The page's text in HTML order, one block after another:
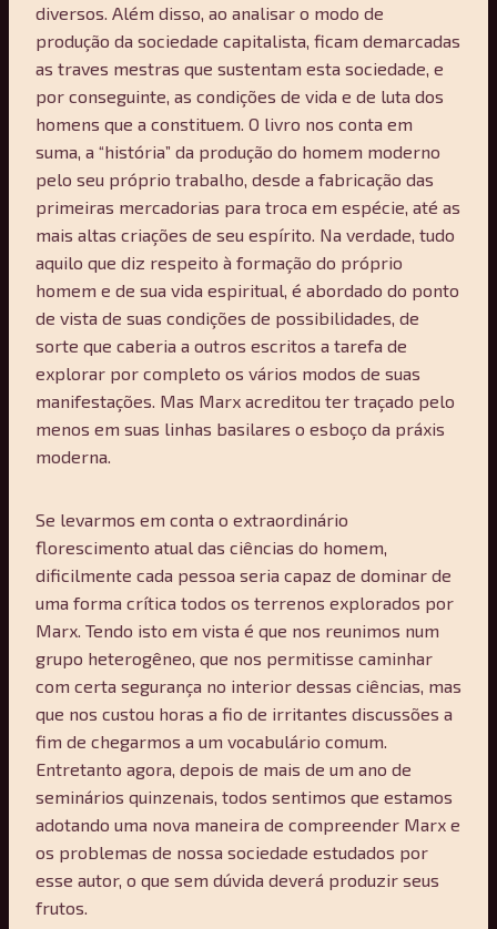
diversos. Além disso, ao analisar o modo de
produção da sociedade capitalista, ficam demarcadas
as traves mestras que sustentam esta sociedade, e
por conseguinte, as condições de vida e de luta dos
homens que a constituem. O livro nos conta em
suma, a “história” da produção do homem moderno
pelo seu próprio trabalho, desde a fabricação das
primeiras mercadorias para troca em espécie, até as
mais altas criações de seu espírito. Na verdade, tudo
aquilo que diz respeito à formação do próprio
homem e de sua vida espiritual, é abordado do ponto
de vista de suas condições de possibilidades, de
sorte que caberia a outros escritos a tarefa de
explorar por completo os vários modos de suas
manifestações. Mas Marx acreditou ter traçado pelo
menos em suas linhas basilares o esboço da práxis
moderna.
Se levarmos em conta o extraordinário
florescimento atual das ciências do homem,
dificilmente cada pessoa seria capaz de dominar de
uma forma crítica todos os terrenos explorados por
Marx. Tendo isto em vista é que nos reunimos num
grupo heterogêneo, que nos permitisse caminhar
com certa segurança no interior dessas ciências, mas
que nos custou horas a fio de irritantes discussões a
fim de chegarmos a um vocabulário comum.
Entretanto agora, depois de mais de um ano de
seminários quinzenais, todos sentimos que estamos
adotando uma nova maneira de compreender Marx e
os problemas de nossa sociedade estudados por
esse autor, o que sem dúvida deverá produzir seus
frutos.